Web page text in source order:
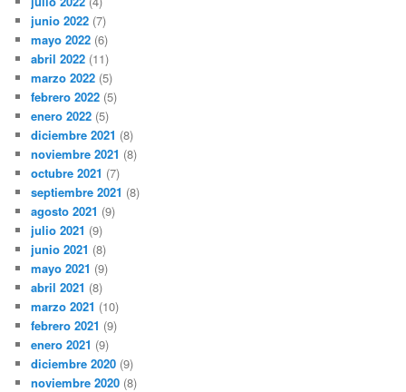
junio 2022 (7)
mayo 2022 (6)
abril 2022 (11)
marzo 2022 (5)
febrero 2022 (5)
enero 2022 (5)
diciembre 2021 (8)
noviembre 2021 (8)
octubre 2021 (7)
septiembre 2021 (8)
agosto 2021 (9)
julio 2021 (9)
junio 2021 (8)
mayo 2021 (9)
abril 2021 (8)
marzo 2021 (10)
febrero 2021 (9)
enero 2021 (9)
diciembre 2020 (9)
noviembre 2020 (8)